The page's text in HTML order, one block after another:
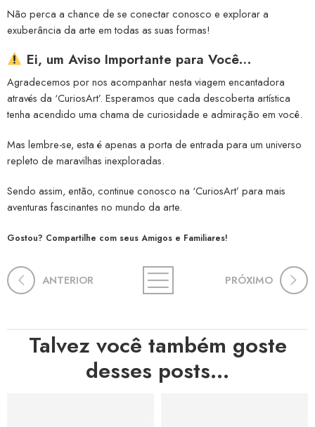
Não perca a chance de se conectar conosco e explorar a
exuberância da arte em todas as suas formas!
Ei, um Aviso Importante para Você…
Agradecemos por nos acompanhar nesta viagem encantadora
através da ‘CuriosArt’. Esperamos que cada descoberta artística
tenha acendido uma chama de curiosidade e admiração em você.
Mas lembre-se, esta é apenas a porta de entrada para um universo
repleto de maravilhas inexploradas.
Sendo assim, então, continue conosco na ‘CuriosArt’ para mais
aventuras fascinantes no mundo da arte.
Gostou? Compartilhe com seus Amigos e Familiares!
ANTERIOR PRÓXIMO
Talvez você também goste
desses posts...